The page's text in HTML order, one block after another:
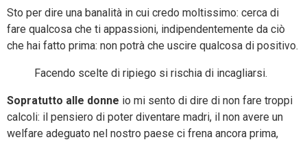
Sto per dire una banalità in cui credo moltissimo: cerca di
fare qualcosa che ti appassioni, indipendentemente da ciò
che hai fatto prima: non potrà che uscire qualcosa di positivo.
Facendo scelte di ripiego si rischia di incagliarsi.
Sopratutto alle donne io mi sento di dire di non fare troppi
calcoli: il pensiero di poter diventare madri, il non avere un
welfare adeguato nel nostro paese ci frena ancora prima,